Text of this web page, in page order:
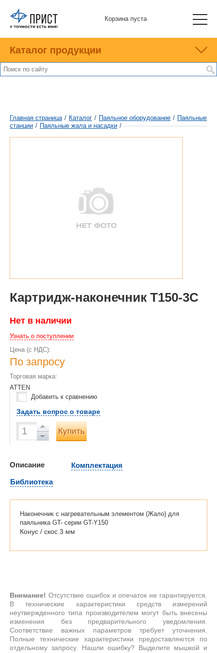
Корзина пуста
Каталог продукции
Главная страница / Каталог / Паяльное оборудование / Паяльные
станции / Паяльные жала и насадки /
Картридж-наконечник T150-3C
Нет в наличии
Узнать о поступлении
Цена (с НДС):
По запросу
Торговая марка:
ATTEN
Добавить к сравнению
Задать вопрос о товаре
Купить
Описание
Комплектация
Библиотека
Наконечник с нагревательным элементом (Жало) для
паяльника GT- серии GT-Y150
Конус / скос 3 мм
Внимание! Отсутствие ошибок и опечаток не гарантируется.
В технические характеристики средств измерений
неутвержденного типа производителем могут быть внесены
изменения без предварительного уведомления.
Соответствие важных параметров требует уточнения.
Полные технические характеристики предоставляются по
отдельному запросу. Нашли ошибку? Выделите мышкой и